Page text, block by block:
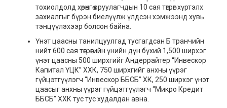
тохиолдолд хөрөнгө оруулагчдын 10 сая төгрөг хүртэлх
захиалгыг бүрэн биелүүлж үлдсэн хэмжээнд хувь
тэнцүүлэхээр болсон байна.
Үнэт цаасны танилцуулгад тусгагдсан Б транчийн
нийт 600 сая төгрөгийн үнийн дүн бүхий 1,500 ширхэг
үнэт цаасны 500 ширхгийг Андеррайтер “Инвескор
Капитал ҮЦК” ХХК, 750 ширхгийг анхны үүрэг
гүйцэтгүүлэгч “Инвескор ББСБ” ХК, 250 ширхэг үнэт
цаасыг анхны үүрэг гүйцэтгүүлэгч “Микро Кредит
ББСБ” ХХК тус тус худалдан авна.